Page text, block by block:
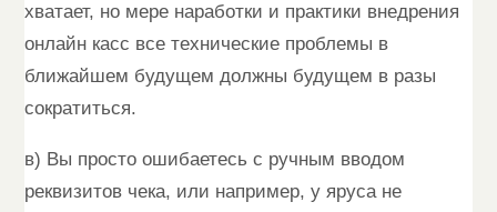
хватает, но мере наработки и практики внедрения
онлайн касс все технические проблемы в
ближайшем будущем должны будущем в разы
сократиться.
в) Вы просто ошибаетесь с ручным вводом
реквизитов чека, или например, у яруса не